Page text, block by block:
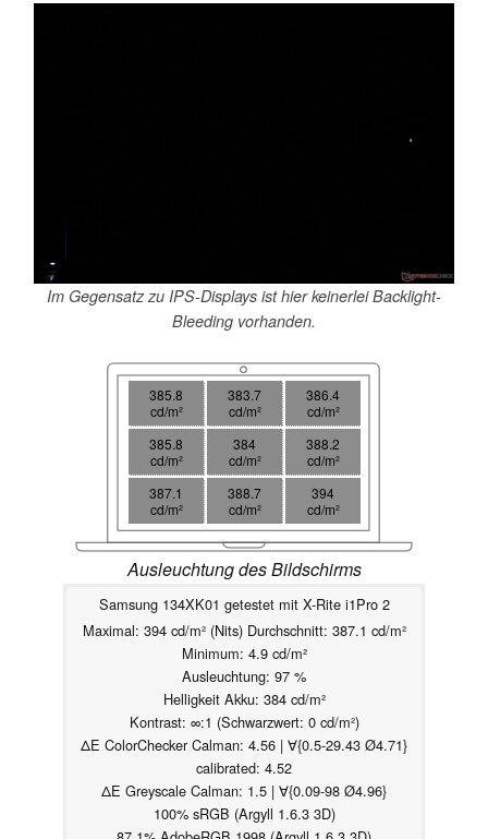
Im Gegensatz zu IPS-Displays ist hier keinerlei Backlight-
Bleeding vorhanden.
385.8
cd/m²
383.7
cd/m²
386.4
cd/m²
385.8
cd/m²
384
cd/m²
388.2
cd/m²
387.1
cd/m²
388.7
cd/m²
394
cd/m²
Ausleuchtung des Bildschirms
Samsung 134XK01 getestet mit X-Rite i1Pro 2
Maximal: 394 cd/m² (Nits) Durchschnitt: 387.1 cd/m²
Minimum: 4.9 cd/m²
Ausleuchtung: 97 %
Helligkeit Akku: 384 cd/m²
Kontrast: ∞:1 (Schwarzwert: 0 cd/m²)
ΔE ColorChecker Calman: 4.56 | ∀{0.5-29.43 Ø4.71}
calibrated: 4.52
ΔE Greyscale Calman: 1.5 | ∀{0.09-98 Ø4.96}
100% sRGB (Argyll 1.6.3 3D)